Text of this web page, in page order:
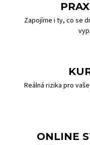
Zapojíme i ty, co se
Reálná rizika pro
ONLINE